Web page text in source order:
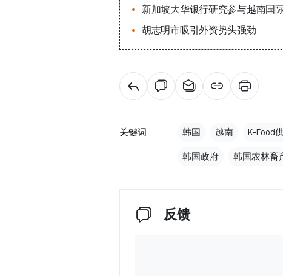
新加坡大华银行研究参与越南国
胡志明市吸引外资势头强劲
关键词 韩国 越南 K-Food
韩国政府 韩国农林畜
反馈